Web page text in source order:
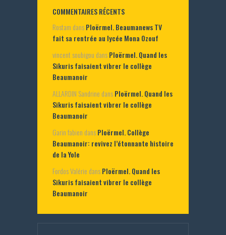
COMMENTAIRES RÉCENTS
Rostam dansPloërmel. Beaumanews TV
fait sa rentrée au lycée Mona Ozouf
vincent soubigou dansPloërmel. Quand les
Sikuris faisaient vibrer le collège
Beaumanoir
ALLARDIN Sandrine dansPloërmel. Quand les
Sikuris faisaient vibrer le collège
Beaumanoir
Garin fabien dansPloërmel. Collège
Beaumanoir: revivez l’étonnante histoire
de la Yole
Fordos Valérie dansPloërmel. Quand les
Sikuris faisaient vibrer le collège
Beaumanoir